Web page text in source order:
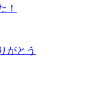
！
がとう